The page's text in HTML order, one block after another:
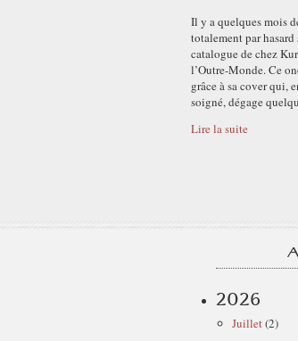
Il y a quelques mois
totalement par
catalogue de chez
l’Outre-Monde. Ce
grâce à sa cover qui,
soigné, dégage
Lire la suite
2026
Juillet(2)